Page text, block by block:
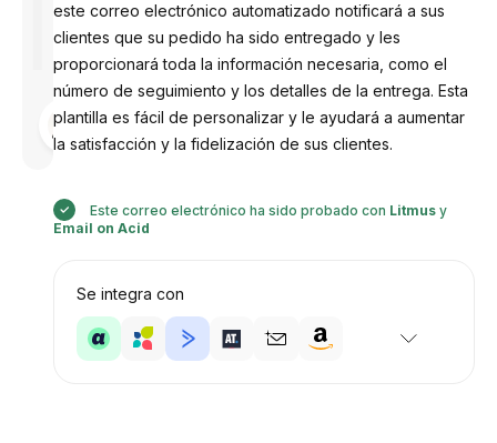
Diseñado
por
Anastasiia
este correo electrónico automatizado notificará a sus
clientes que su pedido ha sido entregado y les
proporcionará toda la información necesaria, como el
número de seguimiento y los detalles de la entrega. Esta
plantilla es fácil de personalizar y le ayudará a aumentar
la satisfacción y la fidelización de sus clientes.
Este correo electrónico ha sido probado con Litmus y
Email on Acid
Se integra con